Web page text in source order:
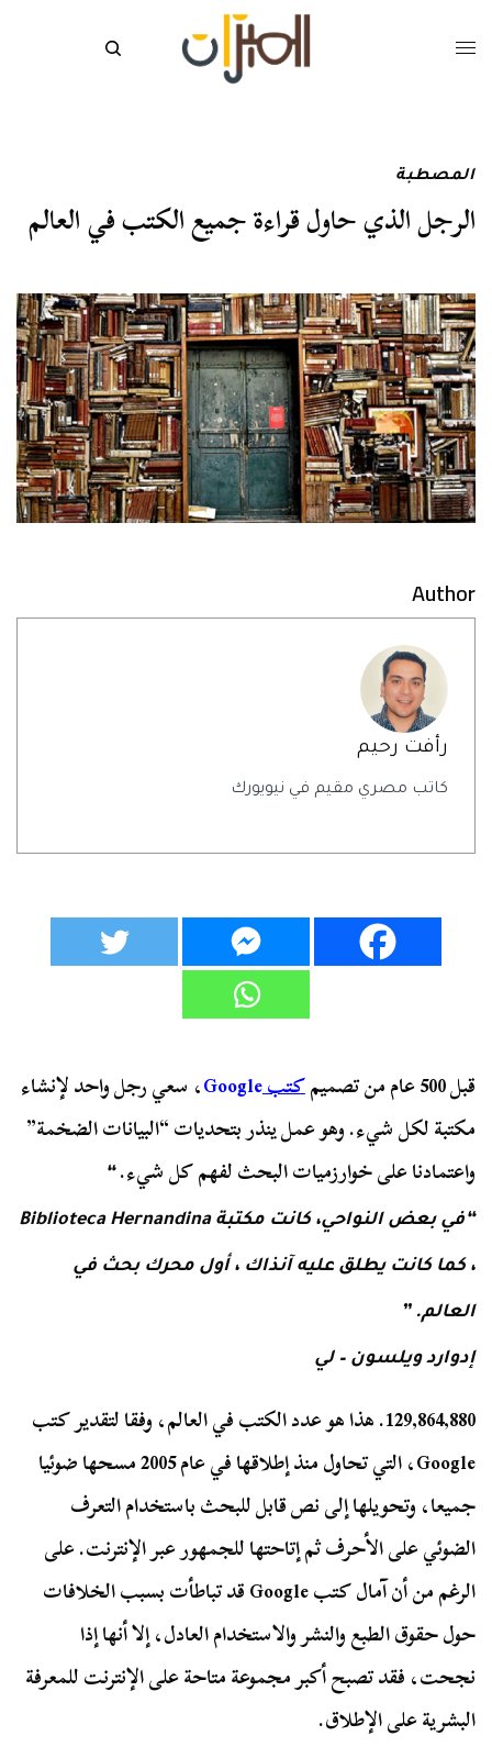
المصطبة
الرجل الذي حاول قراءة جميع الكتب في العالم
Author
رأفت رحيم
كاتب مصري مقيم في نيويورك
قبل 500 عام من تصميم كتبGoogle، سعي رجل واحد لإنشاء
مكتبة لكل شيء. وهو عملينذر بتحديات “البيانات الضخمة”
واعتمادنا على خوارزميات البحث لفهم كل شيء. “
“في بعض النواحي، كانت مكتبة Biblioteca Hernandina
، كما كانت يطلق عليه آنذاك ، أول محرك بحث في
العالم. ”
إدوارد ويلسون – لي
129,864,880. هذا هو عدد الكتب في العالم، وفقا لتقدير كتب
Google، التي تحاول منذ إطلاقها في عام 2005 مسحها ضوئيا
جميعا، وتحويلها إلى نص قابل للبحث باستخدام التعرف
الضوئي على الأحرف ثم إتاحتها للجمهور عبر الإنترنت. على
الرغم من أن آمال كتب Google قد تباطأت بسبب الخلافات
حول حقوق الطبع والنشر والاستخدام العادل، إلا أنها إذا
نجحت، فقد تصبح أكبر مجموعة متاحة على الإنترنت للمعرفة
البشرية على الإطلاق.